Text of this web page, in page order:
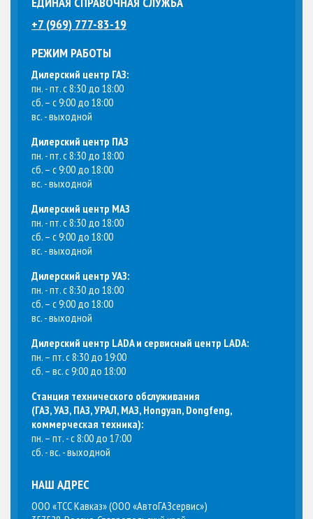
+7 (969) 777-83-19
РЕЖИМ РАБОТЫ
Дилерский центр ГАЗ:
пн. - пт. с 8:30 до 18:00
сб. – с 9:00 до 18:00
вс. - выходной
Дилерский центр ПАЗ
пн. - пт. с 8:30 до 18:00
сб. – с 9:00 до 18:00
вс. - выходной
Дилерский центр МАЗ
пн. - пт. с 8:30 до 18:00
сб. – с 9:00 до 18:00
вс. - выходной
Дилерский центр УАЗ:
пн. - пт. с 8:30 до 18:00
сб. – с 9:00 до 18:00
вс. - выходной
Дилерский центр LADA и сервисный центр LADA:
пн. – пт. с 8:30 до 19:00
сб. – вс. с 9:00 до 18:00
Станция технического обслуживания
(ГАЗ, УАЗ, ПАЗ, УРАЛ, МАЗ, Hongyan, Dongfeng,
коммерческая техника):
пн. – пт. - с 8:00 до 17:00
сб. - вс. - выходной
НАШ АДРЕС
ООО «ТСС Кавказ» (ООО «АвтоГАЗсервис»)